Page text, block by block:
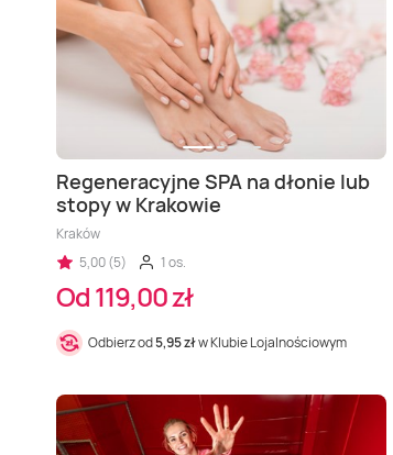
Regeneracyjne SPA na dłonie lub
stopy w Krakowie
Kraków
5,00 (5)
1 os.
Od 119,00 zł
Odbierz od5,95 złw Klubie Lojalnościowym